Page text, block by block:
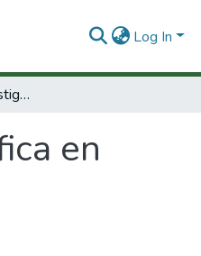
Log In
Metodologia de la investigacion científica en ciencias naturales.
en